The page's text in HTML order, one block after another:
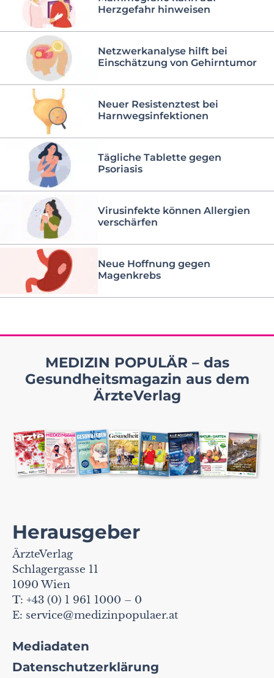
Herzgefahr hinweisen
Netzwerkanalyse hilft bei
Einschätzung von Gehirntumor
Neuer Resistenztest bei
Harnwegsinfektionen
Tägliche Tablette gegen
Psoriasis
Virusinfekte können Allergien
verschärfen
Neue Hoffnung gegen
Magenkrebs
MEDIZIN POPULÄR – das
Gesundheitsmagazin aus dem
ÄrzteVerlag
Herausgeber
ÄrzteVerlag
Schlagergasse 11
1090 Wien
T: +43 (0) 1 961 1000 – 0
E: service@medizinpopulaer.at
Mediadaten
Datenschutzerklärung